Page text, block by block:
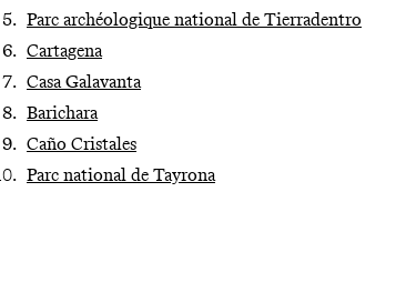
Parc archéologique national de Tierradentro
Cartagena
Casa Galavanta
Barichara
Caño Cristales
Parc national de Tayrona